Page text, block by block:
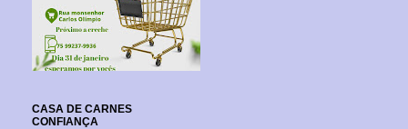
CASA DE CARNES
CONFIANÇA